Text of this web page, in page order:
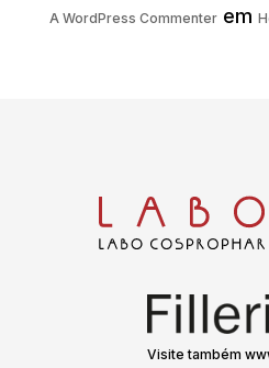
A WordPress Commenterem
Visite também